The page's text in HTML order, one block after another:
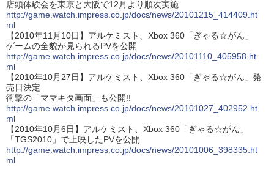
店頭体験会を東京と大阪で12月より順次実施
http://game.watch.impress.co.jp/docs/news/20101215_414409.ht
ml
【2010年11月10日】アルケミスト、Xbox 360「ぎゃる☆がん」
ゲームの全貌が見られるPVを公開
http://game.watch.impress.co.jp/docs/news/20101110_405958.ht
ml
【2010年10月27日】アルケミスト、Xbox 360「ぎゃる☆がん」発
売日決定
衝撃の「ママキタ画面」も公開!!
http://game.watch.impress.co.jp/docs/news/20101027_402952.ht
ml
【2010年10月6日】アルケミスト、Xbox 360「ぎゃる☆がん」
「TGS2010」で上映したPVを公開
http://game.watch.impress.co.jp/docs/news/20101006_398335.ht
ml